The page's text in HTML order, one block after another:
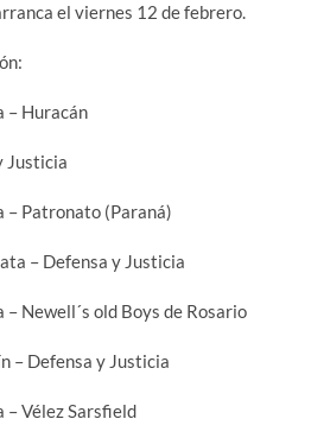
el viernes 12 de febrero.
– Huracán
Justicia
– Patronato (Paraná)
– Defensa y Justicia
Newell´s old Boys de Rosario
– Defensa y Justicia
– Vélez Sarsfield